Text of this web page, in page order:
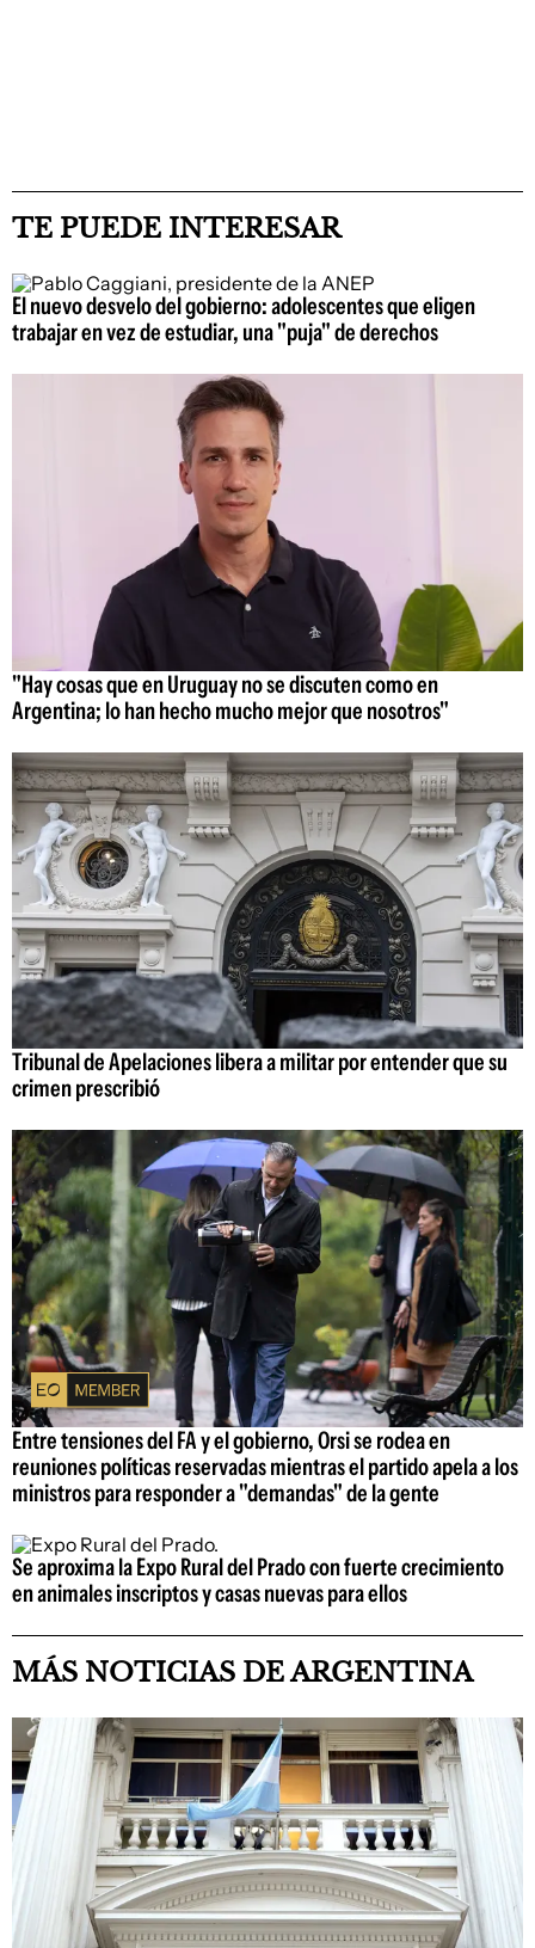
TE PUEDE INTERESAR
El nuevo desvelo del gobierno: adolescentes que eligen
trabajar en vez de estudiar, una "puja" de derechos
"Hay cosas que en Uruguay no se discuten como en
Argentina; lo han hecho mucho mejor que nosotros"
Tribunal de Apelaciones libera a militar por entender que su
crimen prescribió
Entre tensiones del FA y el gobierno, Orsi se rodea en
reuniones políticas reservadas mientras el partido apela a los
ministros para responder a "demandas" de la gente
Se aproxima la Expo Rural del Prado con fuerte crecimiento
en animales inscriptos y casas nuevas para ellos
MÁS NOTICIAS DE ARGENTINA